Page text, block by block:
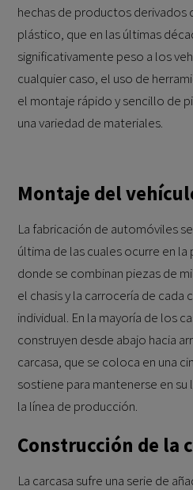
hechas de productos
plástico, que en las últimas
significativamente peso a los
cualquier caso, el uso de
el montaje rápido y sencillo de
una variedad de materiales.
Montaje del
La fabricación de automóviles
última de las cuales ocurre en
donde se combinan piezas de
el chasis y la carrocería de cada
individual. En la mayoría de los
construyen desde abajo hacia
carcasa, que se coloca en una
sostiene para mantenerse en su
la línea de producción.
Construcción de la
La carcasa sufre una serie de